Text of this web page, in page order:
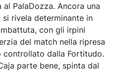
PalaDozza. Ancora una
rivela determinante in
con gli irpini
del match nella ripresa
dalla Fortitudo.
parte bene, spinta dal